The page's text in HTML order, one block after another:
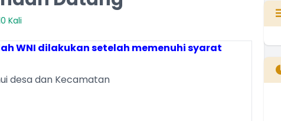
Kali
WNI dilakukan setelah memenuhi syarat
desa dan Kecamatan